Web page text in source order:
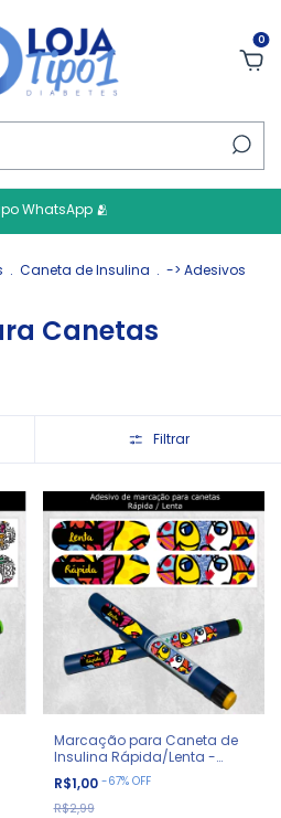
0
WhatsApp 🫂
. Caneta de Insulina . -> Adesivos
Canetas
Filtrar
Marcação para Caneta de
Insulina Rápida/Lenta -
Diabetes - Romero Brito
R$1,00 -67% OFF
R$2,99